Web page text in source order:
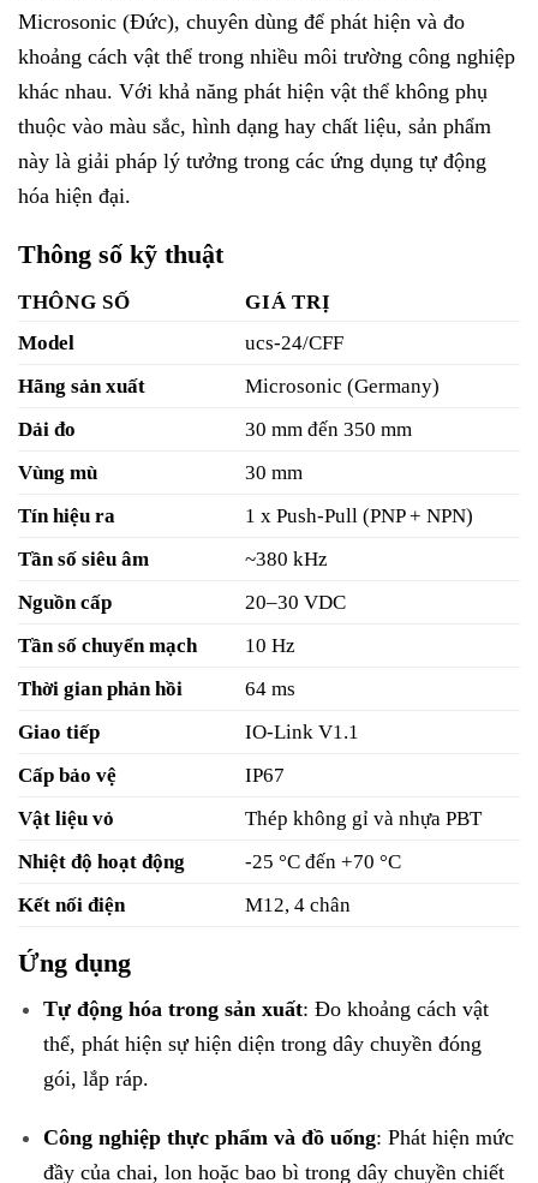
Microsonic (Đức), chuyên dùng để phát hiện và đo
khoảng cách vật thể trong nhiều môi trường công nghiệp
khác nhau. Với khả năng phát hiện vật thể không phụ
thuộc vào màu sắc, hình dạng hay chất liệu, sản phẩm
này là giải pháp lý tưởng trong các ứng dụng tự động
hóa hiện đại.
Thông số kỹ thuật
THÔNG SỐ
GIÁ TRỊ
Model
ucs-24/CFF
Hãng sản xuất
Microsonic (Germany)
Dải đo
30 mm đến 350 mm
Vùng mù
30 mm
Tín hiệu ra
1 x Push-Pull (PNP + NPN)
Tần số siêu âm
~380 kHz
Nguồn cấp
20–30 VDC
Tần số chuyển mạch
10 Hz
Thời gian phản hồi
64 ms
Giao tiếp
IO-Link V1.1
Cấp bảo vệ
IP67
Vật liệu vỏ
Thép không gỉ và nhựa PBT
Nhiệt độ hoạt động
-25 °C đến +70 °C
Kết nối điện
M12, 4 chân
Ứng dụng
Tự động hóa trong sản xuất: Đo khoảng cách vật
thể, phát hiện sự hiện diện trong dây chuyền đóng
gói, lắp ráp.
Công nghiệp thực phẩm và đồ uống: Phát hiện mức
đầy của chai, lon hoặc bao bì trong dây chuyền chiết